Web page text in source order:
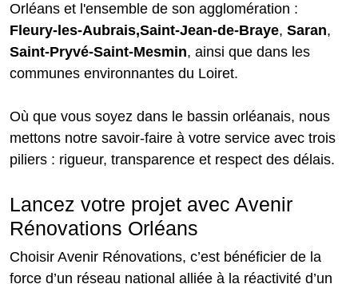
Orléans et l'ensemble de son agglomération :
Fleury-les-Aubrais,Saint-Jean-de-Braye, Saran,
Saint-Pryvé-Saint-Mesmin, ainsi que dans les
communes environnantes du Loiret.
Où que vous soyez dans le bassin orléanais, nous
mettons notre savoir-faire à votre service avec trois
piliers : rigueur, transparence et respect des délais.
Lancez votre projet avec Avenir
Rénovations Orléans
Choisir Avenir Rénovations, c’est bénéficier de la
force d’un réseau national alliée à la réactivité d’un